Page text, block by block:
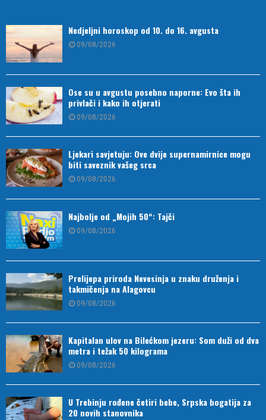
Nedjeljni horoskop od 10. do 16. avgusta
09/08/2026
Ose su u avgustu posebno naporne: Evo šta ih
privlači i kako ih otjerati
09/08/2026
Ljekari savjetuju: Ove dvije supernamirnice mogu
biti saveznik vašeg srca
09/08/2026
Najbolje od „Mojih 50“: Tajči
09/08/2026
Prelijepa priroda Nevesinja u znaku druženja i
takmičenja na Alagovcu
09/08/2026
Kapitalan ulov na Bilećkom jezeru: Som duži od dva
metra i težak 50 kilograma
09/08/2026
U Trebinju rođene četiri bebe, Srpska bogatija za
20 novih stanovnika